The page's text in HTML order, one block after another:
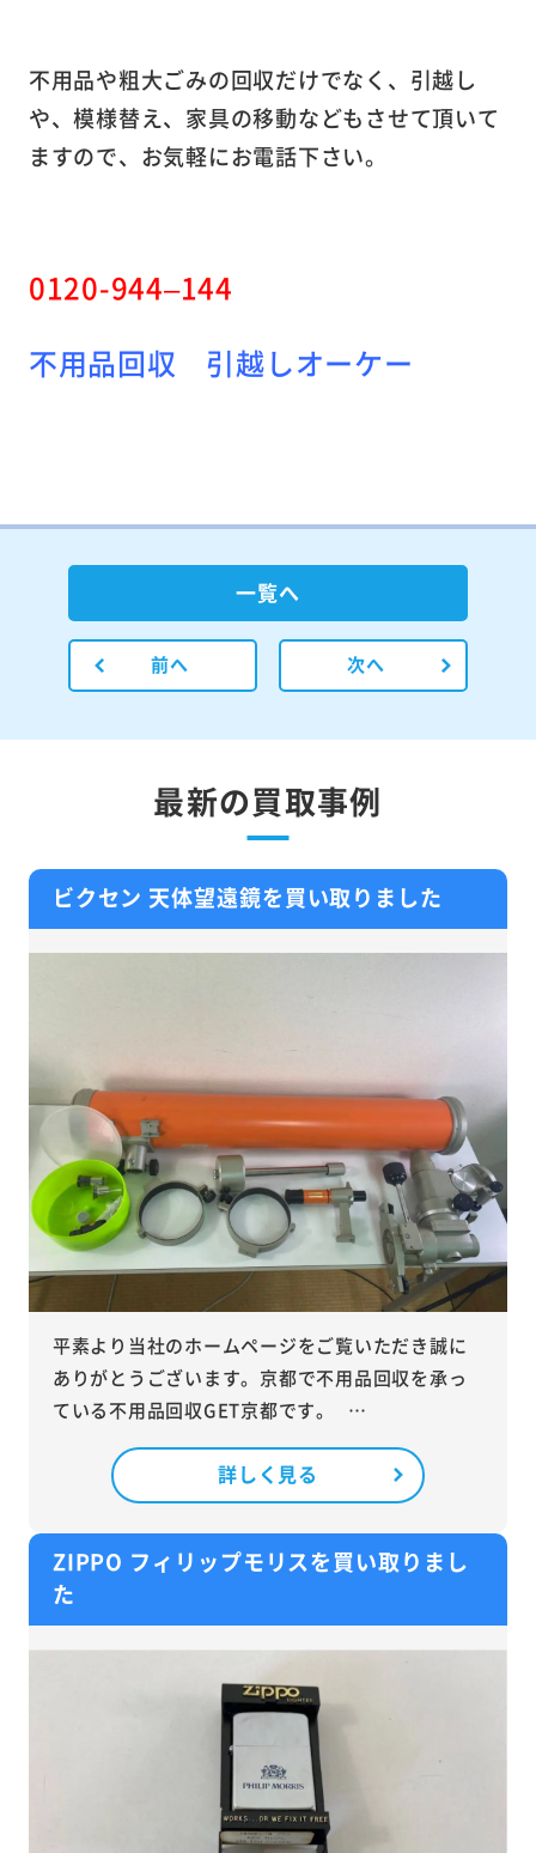
不用品や粗大ごみの回収だけでなく、引越し
や、模様替え、家具の移動などもさせて頂いて
ますので、お気軽にお電話下さい。
0120-944–144
不用品回収 引越しオーケー
前へ
一覧へ
次へ
最新の買取事例
ビクセン 天体望遠鏡を買い取りました
平素より当社のホームページをご覧いただき誠に
ありがとうございます。京都で不用品回収を承っ
ている不用品回収GET京都です。 …
詳しく見る
ZIPPO フィリップモリスを買い取りまし
た